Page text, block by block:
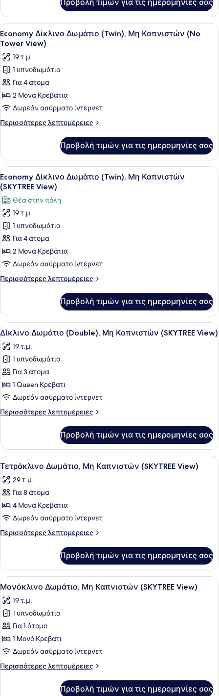
(No
Tower
View)
Δωμάτιο,
Μη
Καπνιστών
(No
View)
Προβολή τιμών για τις ημερομηνίες σας
Προβολή
όλων
των
φωτογραφιών
για
Economy
Δίκλινο
Δωμάτιο
(Twin),
Μη
(No
Tower
View)
Ένα δωμάτιο ξενοδοχείου με ένα
4
Economy Δίκλινο Δωμάτιο (Twin), Μη Καπνιστών (No
Tower View)
19 τ.μ.
1 υπνοδωμάτιο
Για 4 άτομα
2 Μονά Κρεβάτια
Δωρεάν ασύρματο ίντερνετ
Περισσότερες λεπτομέρειες
Περισσότερες
Δίκλινο
Δωμάτιο
(Twin),
Μη
Καπνιστών
(No
Tower
View)
Προβολή τιμών για τις ημερομηνίες σας
Προβολή
όλων
των
φωτογραφιών
για
Economy
Δίκλινο
Δωμάτιο
(Twin),
Μη
Καπνιστών
Ένα δωμάτιο ξενοδοχείου με δύο
5
Economy Δίκλινο Δωμάτιο (Twin), Μη Καπνιστών
(SKYTREE View)
Θέα στην πόλη
19 τ.μ.
1 υπνοδωμάτιο
Για 4 άτομα
2 Μονά Κρεβάτια
Δωρεάν ασύρματο ίντερνετ
Περισσότερες λεπτομέρειες
Περισσότερες
Δίκλινο
Δωμάτιο
(Twin),
Καπνιστών
(SKYTREE
View)
Προβολή τιμών για τις ημερομηνίες σας
Προβολή
όλων
των
φωτογραφιών
για
Δίκλινο
Δωμάτιο
(Double),
Μη
View)
Ένα δωμάτιο ξενοδοχείου με ένα
3
Δίκλινο Δωμάτιο (Double), Μη Καπνιστών (SKYTREE View)
19 τ.μ.
1 υπνοδωμάτιο
Για 3 άτομα
1 Queen Κρεβάτι
Δωρεάν ασύρματο ίντερνετ
Περισσότερες λεπτομέρειες
Περισσότερες
Δωμάτιο
(Double),
Μη
Καπνιστών
(SKYTREE
View)
Προβολή τιμών για τις ημερομηνίες σας
Προβολή
όλων
των
φωτογραφιών
για
Τετράκλινο
Δωμάτιο,
Μη
(SKYTREE
View)
Ένα δωμάτιο ξενοδοχείου με δύο
4
Τετράκλινο Δωμάτιο, Μη Καπνιστών (SKYTREE View)
29 τ.μ.
Για 8 άτομα
4 Μονά Κρεβάτια
Δωρεάν ασύρματο ίντερνετ
Περισσότερες λεπτομέρειες
Περισσότερες
Δωμάτιο,
Μη
Καπνιστών
View)
Προβολή τιμών για τις ημερομηνίες σας
Προβολή
όλων
των
φωτογραφιών
για
Μονόκλινο
Δωμάτιο,
Μη
Καπνιστών
Ένα δωμάτιο ξενοδοχείου με ένα
3
Μονόκλινο Δωμάτιο, Μη Καπνιστών (SKYTREE View)
19 τ.μ.
1 υπνοδωμάτιο
Για 1 άτομο
1 Μονό Κρεβάτι
Δωρεάν ασύρματο ίντερνετ
Περισσότερες λεπτομέρειες
Περισσότερες
Προβολή τιμών για τις ημερομηνίες σας